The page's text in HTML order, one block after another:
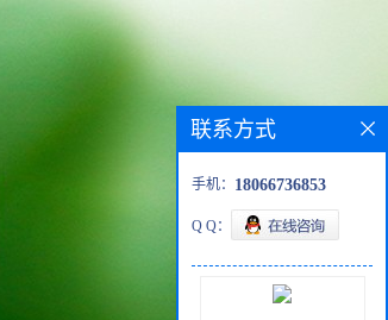
联系方式
手机： 18066736853
Q Q：